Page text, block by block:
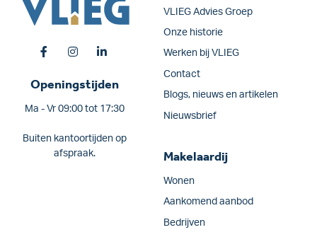
Openingstijden
Ma - Vr 09:00 tot 17:30
Buiten kantoortijden op
afspraak.
VLIEG Advies Groep
Onze historie
Werken bij VLIEG
Contact
Blogs, nieuws en artikelen
Nieuwsbrief
Makelaardij
Wonen
Aankomend aanbod
Bedrijven